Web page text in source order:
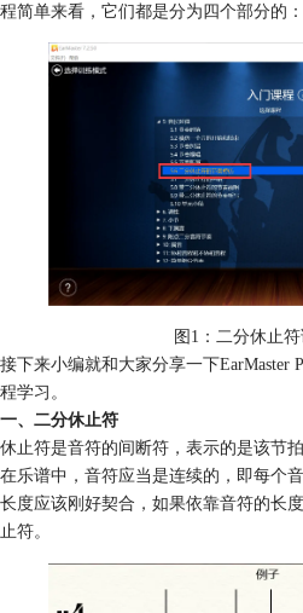
程简单来看，它们都是分为四个部分的：
图1：二分休止
接下来小编就和大家分享一下EarMaster
程学习。
一、二分休止符
休止符是音符的间断符，表示的是该节
在乐谱中，音符应当是连续的，即每个
长度应该刚好契合，如果依靠音符的长
止符。